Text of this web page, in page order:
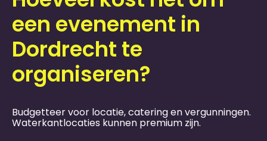
een evenement in
Dordrecht te
organiseren?
Budgetteer voor locatie, catering en vergunningen.
Waterkantlocaties kunnen premium zijn.